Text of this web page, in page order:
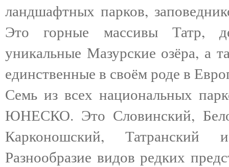
ландшафтных парков,
Это горные массивы Татр,
уникальные Мазурские озёра, а
единственные в своём роде в
Семь из всех национальных
ЮНЕСКО. Это Словинский,
Карконошский,
Разнообразие видов редких